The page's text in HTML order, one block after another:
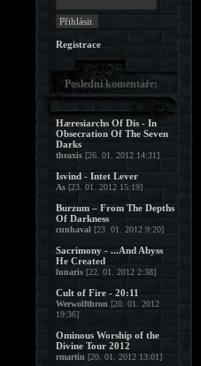
Registrace
Poslední komentáře:
Hæresiarchs Of Dis - In
Obsecration Of The Seven
Darks
theaxis [26. 01. 2012 14:31]
Isvind - Intet Lever
As [23. 01. 2012 15:19]
Burzum – From The Depths
Of Darkness
cunhaval [23. 01. 2012 9:20]
Sacrimony - ...And Abyss
He Created
lunaris [22. 01. 2012 2:38]
Cult of Fire - 20:11
Werwolfthron [20. 01. 2012
19:36]
Ominous Worship of the
Divine Tour 2012
rmartin [20. 01. 2012 13:01]